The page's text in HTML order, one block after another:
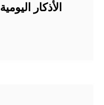
الأذكار اليومية